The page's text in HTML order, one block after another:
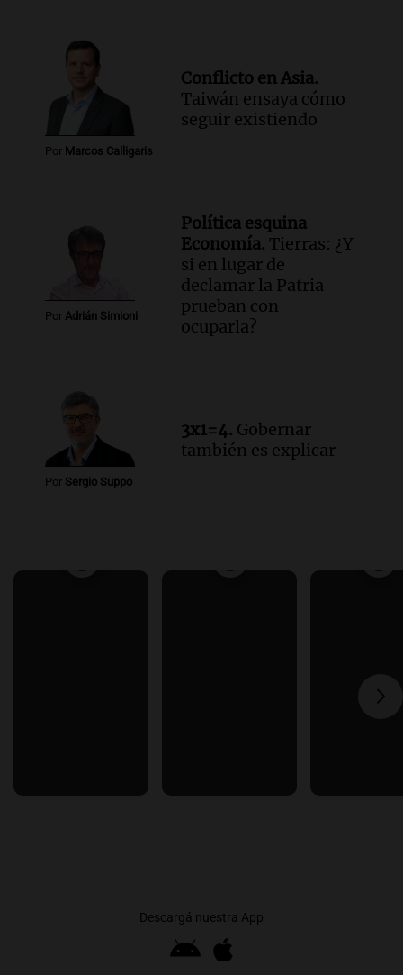
Por Marcos Calligaris
Conflicto en Asia.
Taiwán ensaya cómo
seguir existiendo
Por Adrián Simioni
Política esquina
Economía. Tierras: ¿Y
si en lugar de
declamar la Patria
prueban con
ocuparla?
Por Sergio Suppo
3x1=4. Gobernar
también es explicar
Descargá nuestra App